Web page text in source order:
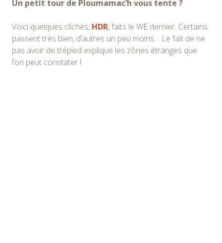
Un petit tour de Ploumamac’h vous tente ?
Voici quelques clichés, HDR, faits le WE dernier. Certains
passent très bien, d’autres un peu moins… Le fait de ne
pas avoir de trépied explique les zônes étranges que
l’on peut constater !